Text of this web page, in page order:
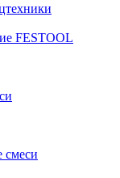
FESTOOL